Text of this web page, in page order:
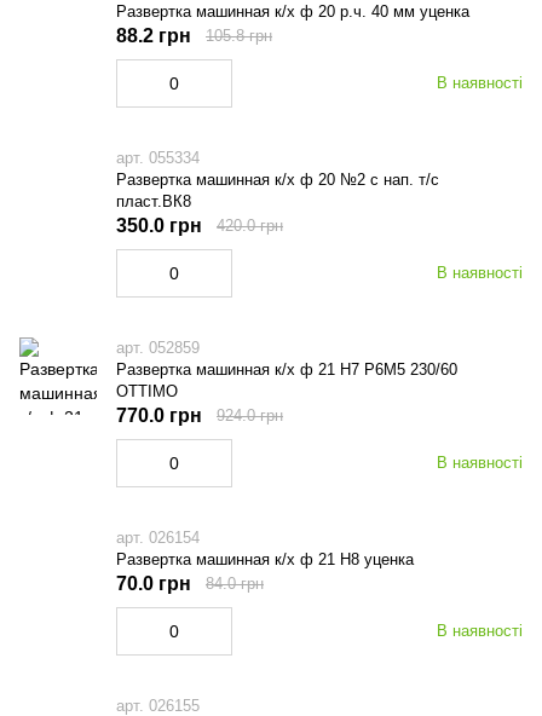
Развертка машинная к/х ф 20 р.ч. 40 мм уценка
В наявності
88.2 грн 105.8 грн
арт. 055334
Развертка машинная к/х ф 20 №2 с нап. т/с
пласт.ВК8
В наявності
350.0 грн 420.0 грн
арт. 052859
Развертка машинная к/х ф 21 Н7 Р6М5 230/60
OTTIMO
В наявності
770.0 грн 924.0 грн
арт. 026154
Развертка машинная к/х ф 21 Н8 уценка
В наявності
70.0 грн 84.0 грн
арт. 026155